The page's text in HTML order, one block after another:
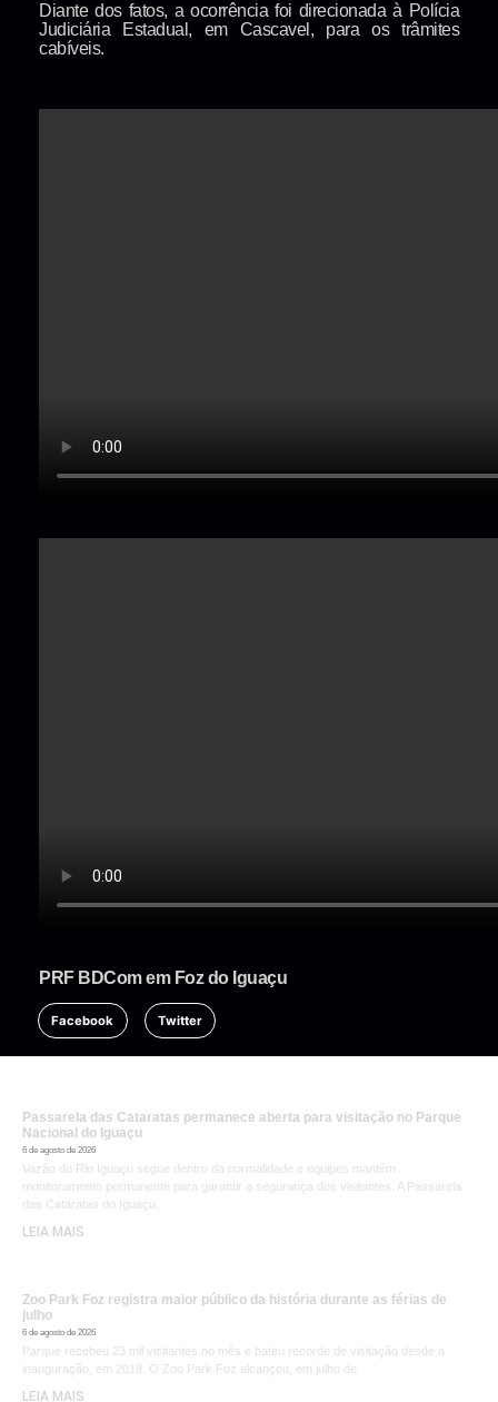
Diante dos fatos, a ocorrência foi direcionada à Polícia
Judiciária Estadual, em Cascavel, para os trâmites
cabíveis.
PRF BDCom em Foz do Iguaçu
Facebook Twitter
Passarela das Cataratas permanece aberta para visitação no Parque
Nacional do Iguaçu
6 de agosto de 2026
Vazão do Rio Iguaçu segue dentro da normalidade e equipes mantêm
monitoramento permanente para garantir a segurança dos visitantes. A Passarela
das Cataratas do Iguaçu,
LEIA MAIS
Zoo Park Foz registra maior público da história durante as férias de
julho
6 de agosto de 2026
Parque recebeu 23 mil visitantes no mês e bateu recorde de visitação desde a
inauguração, em 2018. O Zoo Park Foz alcançou, em julho de
LEIA MAIS